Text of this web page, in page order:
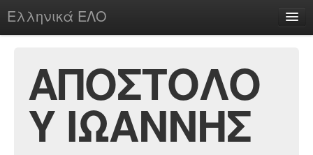
Ελληνικά ΕΛΟ
chesstu.be @ discord
ΑΠΟΣΤΟΛΟ
Υ ΙΩΑΝΝΗΣ